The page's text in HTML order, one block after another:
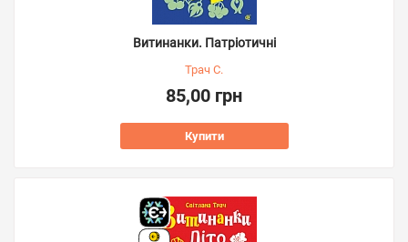
Витинанки. Патріотичні
Трач С.
85,00 грн
Купити